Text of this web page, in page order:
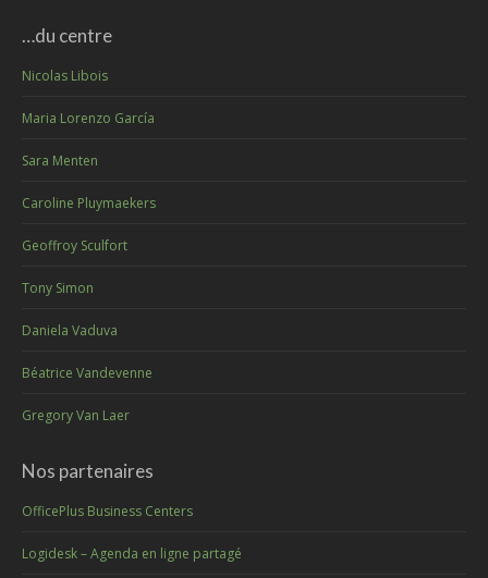
…du centre
Nicolas Libois
Maria Lorenzo García
Sara Menten
Caroline Pluymaekers
Geoffroy Sculfort
Tony Simon
Daniela Vaduva
Béatrice Vandevenne
Gregory Van Laer
Nos partenaires
OfficePlus Business Centers
Logidesk – Agenda en ligne partagé